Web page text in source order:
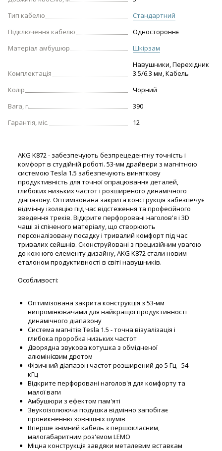
Тип кабелю
Стандартний
Підключення кабелю
Одностороннє
Матеріал амбушюр
Шкірзам
Комплектація
Навушники, Перехідник
3.5/6.3 мм, Кабель
Колір
Чорний
Вага, г.
390
Гарантія, міс.
12
AKG K872 - забезпечують безпрецедентну точність і
комфорт в студійній роботі. 53-мм драйвери з магнітною
системою Tesla 1.5 забезпечують виняткову
продуктивність для точної опрацювання деталей,
глибоких низьких частот і розширеного динамічного
діапазону. Оптимізована закрита конструкція забезпечує
відмінну ізоляцію під час відстеження та професійного
зведення треків. Відкрите перфоровані наголов'я і 3D
чаші зі спіненого матеріалу, що створюють
персоналізовану посадку і тривалий комфорт під час
тривалих сейшнів. Сконструйовані з прецизійним увагою
до кожного елементу дизайну, AKG K872 стали новим
еталоном продуктивності в світі навушників.
Особливості:
Оптимізована закрита конструкція з 53-мм
випромінювачами для найкращої продуктивності
динамічного діапазону
Система магнітів Tesla 1.5 - точна візуалізація і
глибока проробка низьких частот
Дворядна звукова котушка з обмідненої
алюмінієвим дротом
Фізичний діапазон частот розширений до 5 Гц - 54
кГц
Відкрите перфоровані наголов'я для комфорту та
малої ваги
Амбушюри з ефектом пам'яті
Звукоізолююча подушка відмінно запобігає
проникненню зовнішніх шумів
Вперше знімний кабель з першокласним,
малогабаритним роз'ємом LEMO
Міцна конструкція завдяки металевим вставкам